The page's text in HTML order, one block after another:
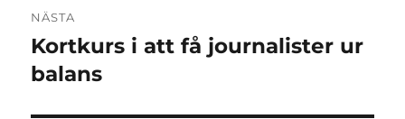
NÄSTA
Nästa
inlägg:
Kortkurs i att få journalister ur
balans